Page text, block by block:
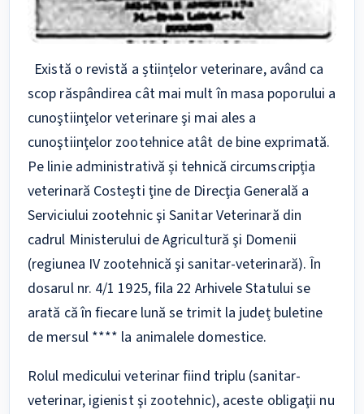
Există o revistă a științelor veterinare, având ca
scop răspândirea cât mai mult în masa poporului a
cunoştiinţelor veterinare şi mai ales a
cunoştiinţelor zootehnice atât de bine exprimată.
Pe linie administrativă și tehnică circumscripția
veterinară Costeşti ţine de Direcţia Generală a
Serviciului zootehnic şi Sanitar Veterinară din
cadrul Ministerului de Agricultură şi Domenii
(regiunea IV zootehnică şi sanitar-veterinară). În
dosarul nr. 4/1 1925, fila 22 Arhivele Statului se
arată că în fiecare lună se trimit la județ buletine
de mersul **** la animalele domestice.
Rolul medicului veterinar fiind triplu (sanitar-
veterinar, igienist şi zootehnic), aceste obligaţii nu